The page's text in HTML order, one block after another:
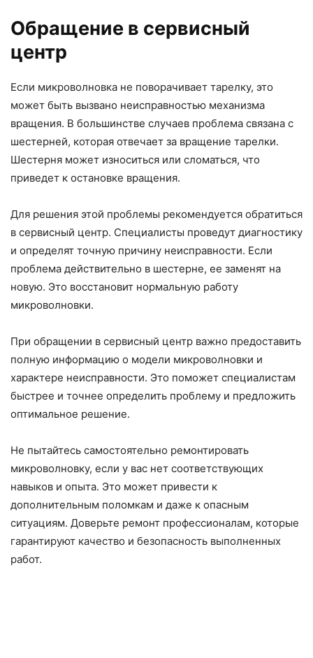
Обращение в сервисный
центр
Если микроволновка не поворачивает тарелку, это
может быть вызвано неисправностью механизма
вращения. В большинстве случаев проблема связана с
шестерней, которая отвечает за вращение тарелки.
Шестерня может износиться или сломаться, что
приведет к остановке вращения.
Для решения этой проблемы рекомендуется обратиться
в сервисный центр. Специалисты проведут диагностику
и определят точную причину неисправности. Если
проблема действительно в шестерне, ее заменят на
новую. Это восстановит нормальную работу
микроволновки.
При обращении в сервисный центр важно предоставить
полную информацию о модели микроволновки и
характере неисправности. Это поможет специалистам
быстрее и точнее определить проблему и предложить
оптимальное решение.
Не пытайтесь самостоятельно ремонтировать
микроволновку, если у вас нет соответствующих
навыков и опыта. Это может привести к
дополнительным поломкам и даже к опасным
ситуациям. Доверьте ремонт профессионалам, которые
гарантируют качество и безопасность выполненных
работ.